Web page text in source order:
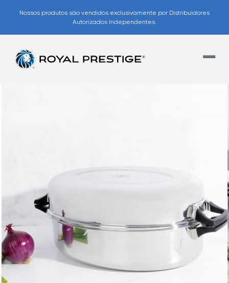
Nossos produtos são vendidos exclusivamente por Distribuidores
Autorizados Independentes.